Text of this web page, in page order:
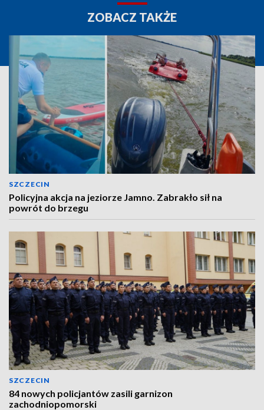
ZOBACZ TAKŻE
SZCZECIN
Policyjna akcja na jeziorze Jamno. Zabrakło sił na
powrót do brzegu
SZCZECIN
84 nowych policjantów zasili garnizon
zachodniopomorski